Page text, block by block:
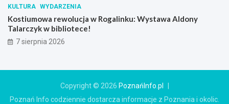
KULTURA WYDARZENIA
Kostiumowa rewolucja w Rogalinku: Wystawa Aldony
Talarczyk w bibliotece!
7 sierpnia 2026
Copyright © 2026 PoznańInfo.pl
Poznań Info codziennie dostarcza informacje z Poznania i okolic.